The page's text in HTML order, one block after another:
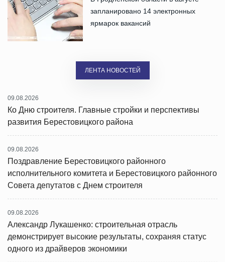
запланировано 14 электронных
ярмарок вакансий
ЛЕНТА НОВОСТЕЙ
09.08.2026
Ко Дню строителя. Главные стройки и перспективы
развития Берестовицкого района
09.08.2026
Поздравление Берестовицкого районного
исполнительного комитета и Берестовицкого районного
Совета депутатов с Днем строителя
09.08.2026
Александр Лукашенко: строительная отрасль
демонстрирует высокие результаты, сохраняя статус
одного из драйверов экономики